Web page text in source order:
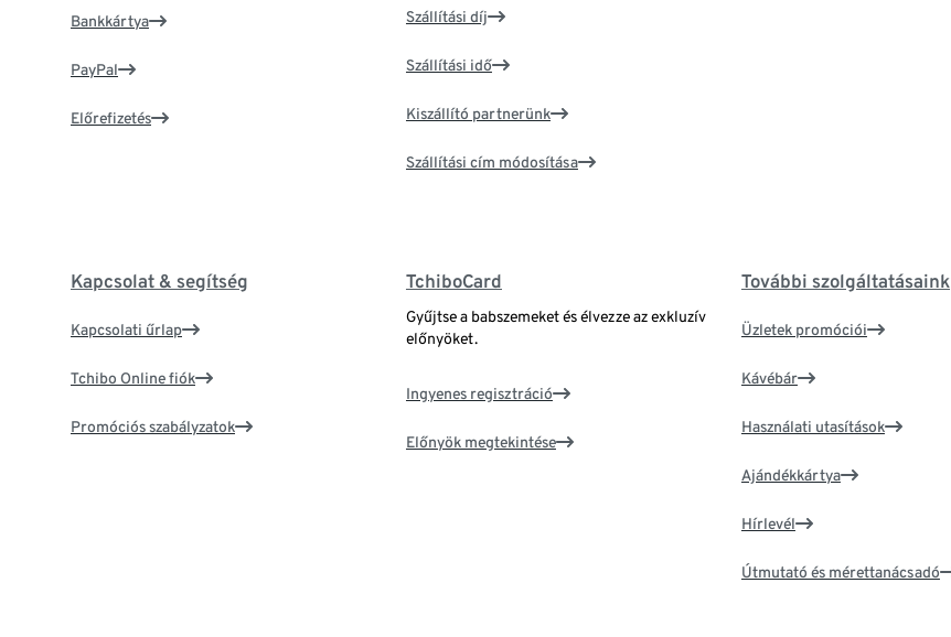
Bankkártya
PayPal
Előrefizetés
Szállítási díj
Szállítási idő
Kiszállító partnerünk
Szállítási cím módosítása
Kapcsolat & segítség
Kapcsolati űrlap
Tchibo Online fiók
Promóciós szabályzatok
TchiboCard
Gyűjtse a babszemeket és élvezze az exkluzív
előnyöket.
Ingyenes regisztráció
Előnyök megtekintése
További szolgáltatásaink
Üzletek promóciói
Kávébár
Használati utasítások
Ajándékkártya
Hírlevél
Útmutató és mérettanácsadó